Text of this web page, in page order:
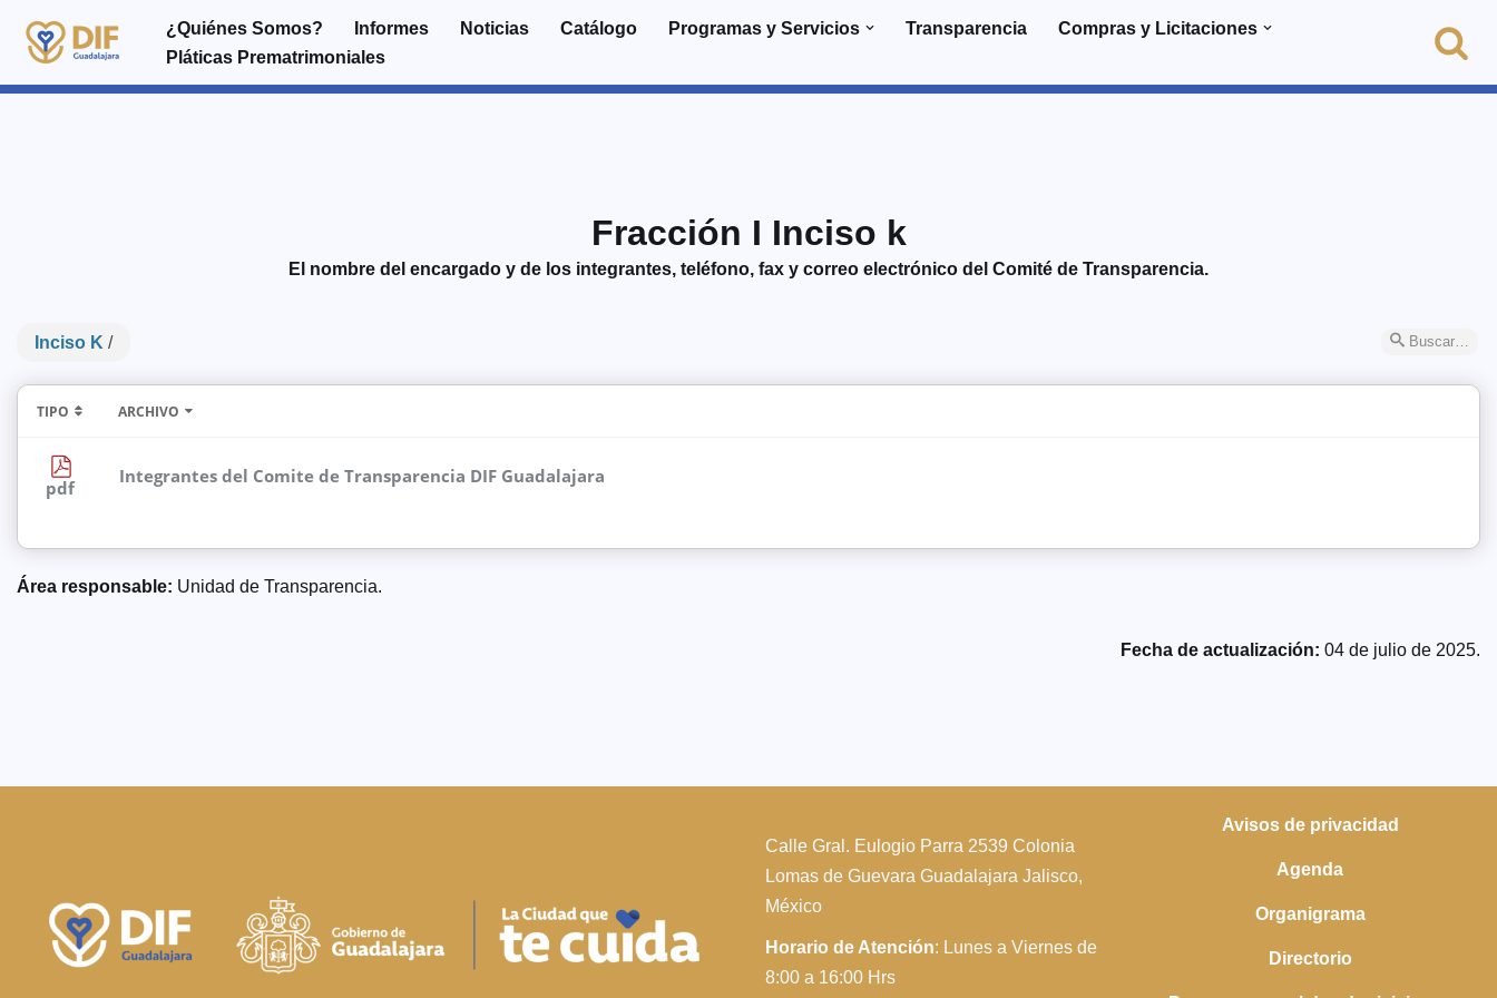
Saltar
al
¿Quiénes Somos? Informes Noticias Catálogo Programas y Servicios Transparencia
Compras y Licitaciones
Pláticas Prematrimoniales
Fracción I Inciso k
El nombre del encargado y de los integrantes, teléfono, fax y correo electrónico del Comité de Transparencia.
Inciso K / Buscar…
TIPO ARCHIVO
pdf
Integrantes del Comite de Transparencia DIF Guadalajara
Área responsable: Unidad de Transparencia.
Fecha de actualización: 04 de julio de 2025.
Calle Gral. Eulogio Parra 2539 Colonia
Lomas de Guevara Guadalajara Jalisco,
México
Horario de Atención: Lunes a Viernes de
8:00 a 16:00 Hrs
Avisos de privacidad
Agenda
Organigrama
Directorio